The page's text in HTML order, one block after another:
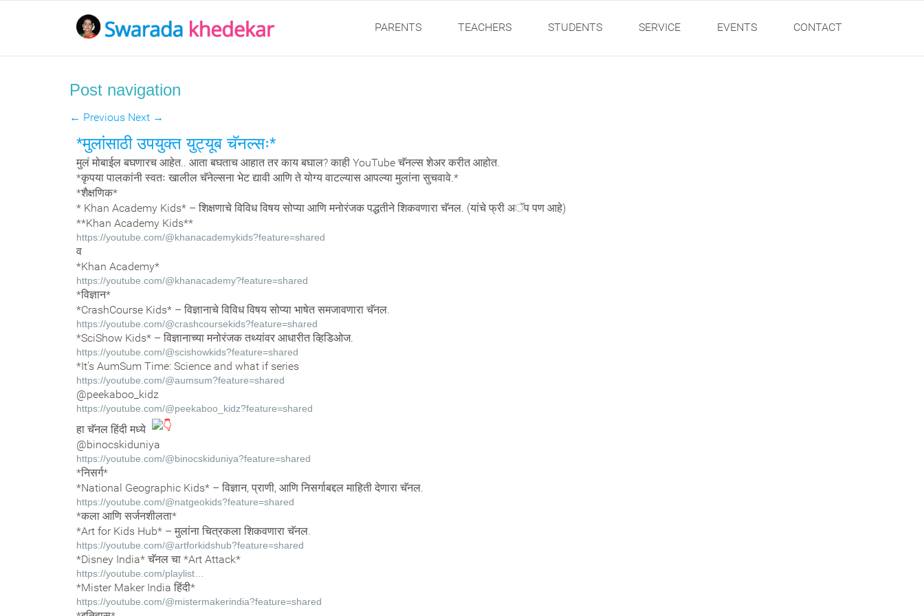
PARENTS TEACHERS STUDENTS SERVICE EVENTS CONTACT
Post navigation
← Previous Next →
*मुलांसाठी उपयुक्त युट्यूब चॅनल्सः*
मुलं मोबाईल बघणारच आहेत.. आता बघताच आहात तर काय बघाल? काही YouTube चॅनल्स शेअर करीत आहोत.
*कृपया पालकांनी स्वतः खालील चॅनेल्सना भेट द्यावी आणि ते योग्य वाटल्यास आपल्या मुलांना सुचवावे.*
*शैक्षणिक*
* Khan Academy Kids* – शिक्षणाचे विविध विषय सोप्या आणि मनोरंजक पद्धतीने शिकवणारा चॅनल. (यांचे फ्री अॅप पण आहे)
**Khan Academy Kids**
https://youtube.com/@khanacademykids?feature=shared
व
*Khan Academy*
https://youtube.com/@khanacademy?feature=shared
*विज्ञान*
*CrashCourse Kids* – विज्ञानाचे विविध विषय सोप्या भाषेत समजावणारा चॅनल.
https://youtube.com/@crashcoursekids?feature=shared
*SciShow Kids* – विज्ञानाच्या मनोरंजक तथ्यांवर आधारीत व्हिडिओज.
https://youtube.com/@scishowkids?feature=shared
*It’s AumSum Time: Science and what if series
https://youtube.com/@aumsum?feature=shared
@peekaboo_kidz
https://youtube.com/@peekaboo_kidz?feature=shared
हा चॅनल हिंदी मध्ये
@binocskiduniya
https://youtube.com/@binocskiduniya?feature=shared
*निसर्ग*
*National Geographic Kids* – विज्ञान, प्राणी, आणि निसर्गाबद्दल माहिती देणारा चॅनल.
https://youtube.com/@natgeokids?feature=shared
*कला आणि सर्जनशीलता*
*Art for Kids Hub* – मुलांना चित्रकला शिकवणारा चॅनल.
https://youtube.com/@artforkidshub?feature=shared
*Disney India* चॅनल चा *Art Attack*
https://youtube.com/playlist…
*Mister Maker India हिंदी*
https://youtube.com/@mistermakerindia?feature=shared